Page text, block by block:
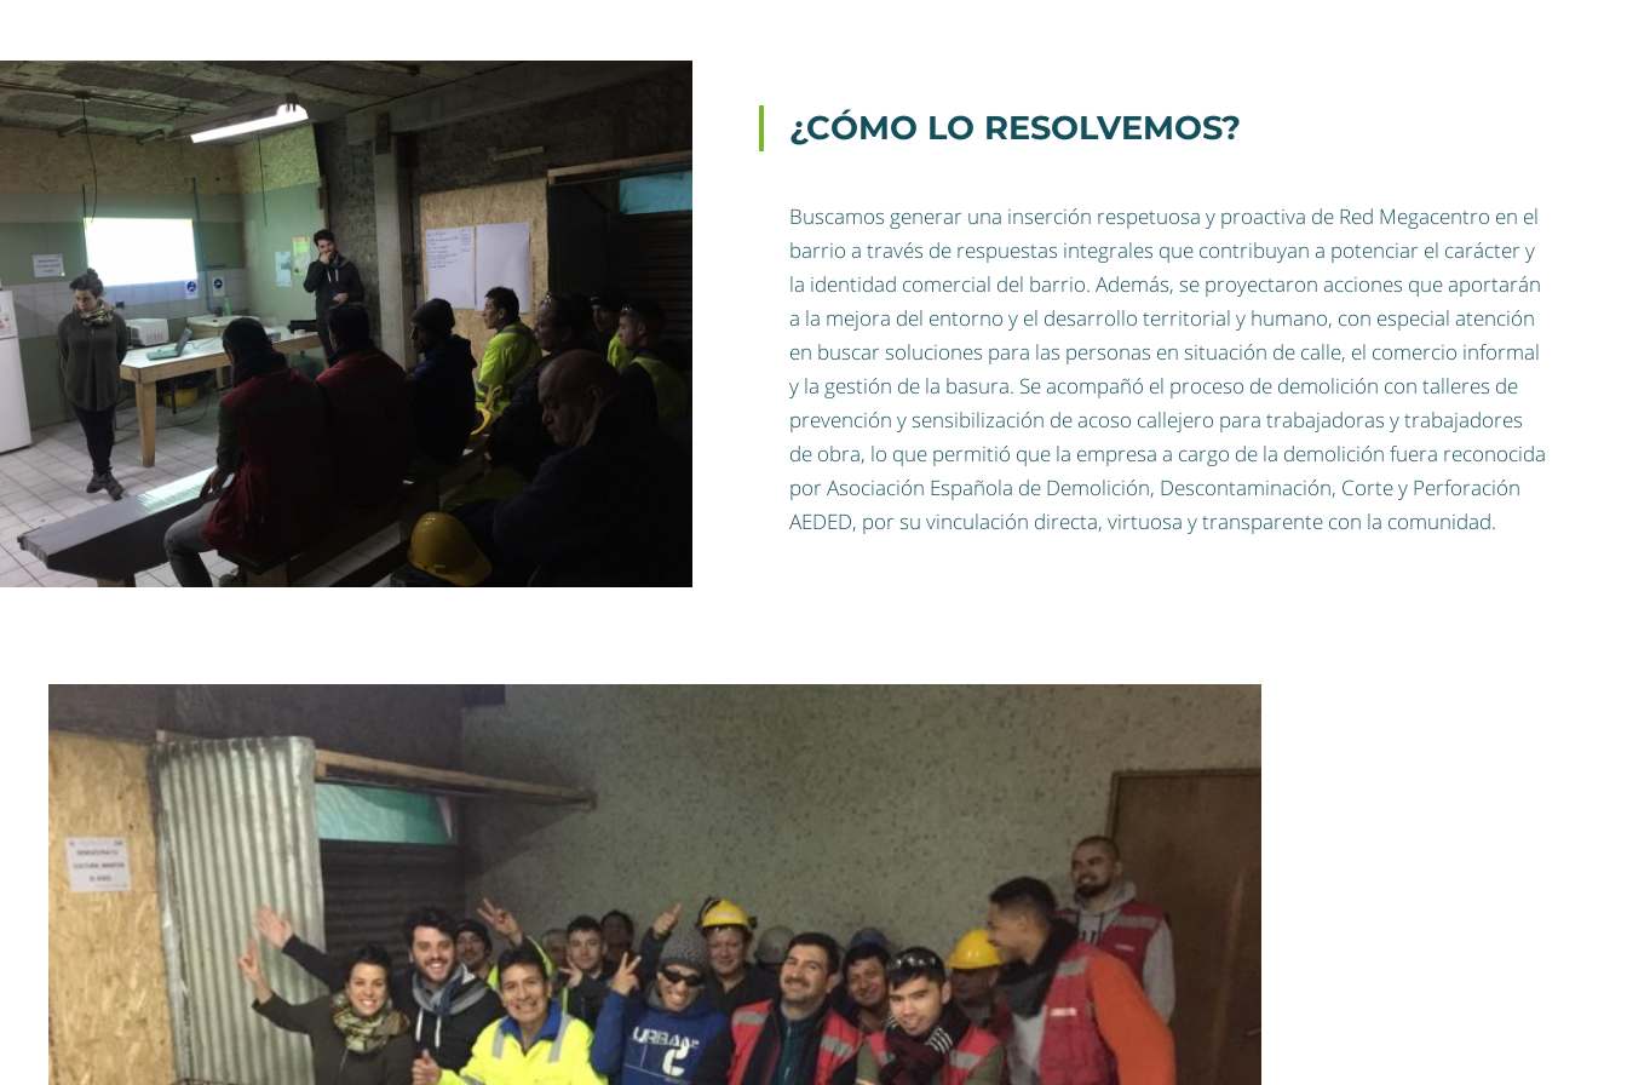
¿CÓMO LO RESOLVEMOS?
Buscamos generar una inserción respetuosa y proactiva de Red Megacentro en el
barrio a través de respuestas integrales que contribuyan a potenciar el carácter y
la identidad comercial del barrio. Además, se proyectaron acciones que aportarán
a la mejora del entorno y el desarrollo territorial y humano, con especial atención
en buscar soluciones para las personas en situación de calle, el comercio informal
y la gestión de la basura. Se acompañó el proceso de demolición con talleres de
prevención y sensibilización de acoso callejero para trabajadoras y trabajadores
de obra, lo que permitió que la empresa a cargo de la demolición fuera reconocida
por Asociación Española de Demolición, Descontaminación, Corte y Perforación
AEDED, por su vinculación directa, virtuosa y transparente con la comunidad.